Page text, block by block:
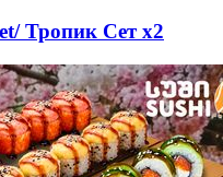
Тропик Сет х2